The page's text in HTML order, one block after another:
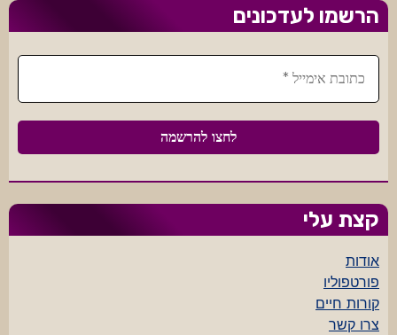
הרשמו לעדכונים
קצת עלי
אודות
פורטפוליו
קורות חיים
צרו קשר